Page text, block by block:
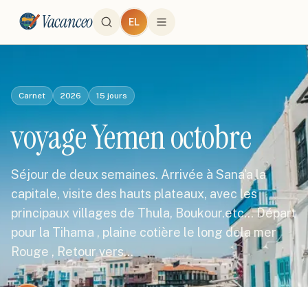
Vacanceo EL
Carnet 2026 15 jours
voyage Yemen octobre
Séjour de deux semaines. Arrivée à Sana'a la
capitale, visite des hauts plateaux, avec les
principaux villages de Thula, Boukour.etc... Départ
pour la Tihama , plaine cotière le long dela mer
Rouge , Retour vers…